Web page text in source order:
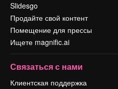
Slidesgo
Продайте свой контент
Помещение для прессы
Ищете magnific.ai
Связаться с нами
Клиентская поддержка